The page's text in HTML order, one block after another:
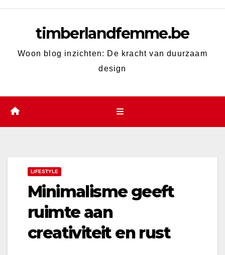
timberlandfemme.be
Woon blog inzichten: De kracht van duurzaam
design
LIFESTYLE
Minimalisme geeft
ruimte aan
creativiteit en rust